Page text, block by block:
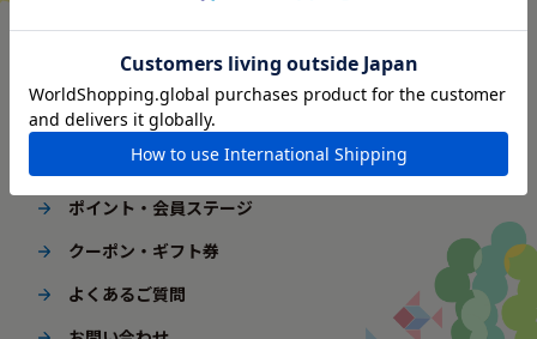
ご利用ガイド
はじめてご利用の方へ
配送・送料
ギフト包装
ポイント・会員ステージ
クーポン・ギフト券
よくあるご質問